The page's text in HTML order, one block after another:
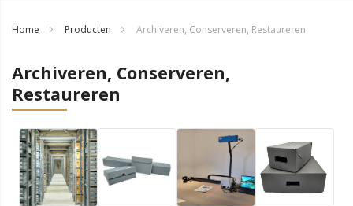
Home Producten Archiveren, Conserveren, Restaureren
Archiveren, Conserveren,
Restaureren